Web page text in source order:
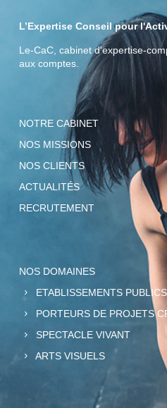
L’Expertise Conseil pour
Le-CaC, cabinet d'expertise-
aux comptes.
NOTRE CABINET
NOS MISSIONS
NOS CLIENTS
ACTUALITÉS
RECRUTEMENT
NOS DOMAINES
ETABLISSEMENTS
PORTEURS DE PROJETS
SPECTACLE VIVANT
ARTS VISUELS